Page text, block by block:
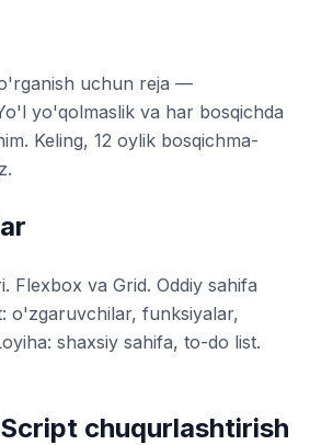
uchun reja —
yo'qolmaslik va har bosqichda
Keling, 12 oylik bosqichma-
Flexbox va Grid. Oddiy sahifa
o'zgaruvchilar, funksiyalar,
shaxsiy sahifa, to-do list.
chuqurlashtirish